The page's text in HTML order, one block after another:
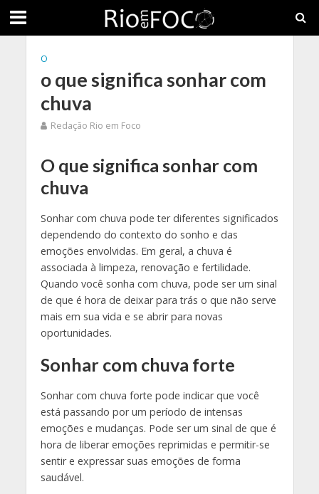
O
o que significa sonhar com
chuva
Redação Rio em Foco
O que significa sonhar com
chuva
Sonhar com chuva pode ter diferentes significados
dependendo do contexto do sonho e das
emoções envolvidas. Em geral, a chuva é
associada à limpeza, renovação e fertilidade.
Quando você sonha com chuva, pode ser um sinal
de que é hora de deixar para trás o que não serve
mais em sua vida e se abrir para novas
oportunidades.
Sonhar com chuva forte
Sonhar com chuva forte pode indicar que você
está passando por um período de intensas
emoções e mudanças. Pode ser um sinal de que é
hora de liberar emoções reprimidas e permitir-se
sentir e expressar suas emoções de forma
saudável.